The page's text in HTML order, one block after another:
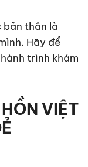
bản thân là
Hãy để
trình khám
VIỆT